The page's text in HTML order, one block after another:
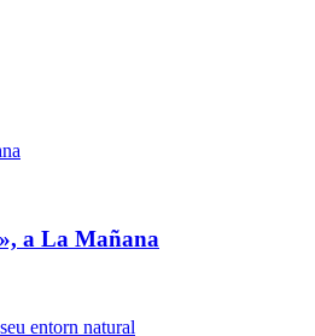
a La Mañana